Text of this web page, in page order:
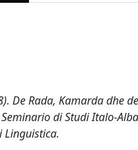
De Rada, Kamarda dhe
di Studi Italo-